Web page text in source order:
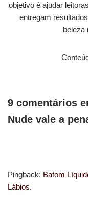
objetivo é ajudar
entregam
beleza
9 comentários
Nude vale a
Pingback: Batom
Lábios.